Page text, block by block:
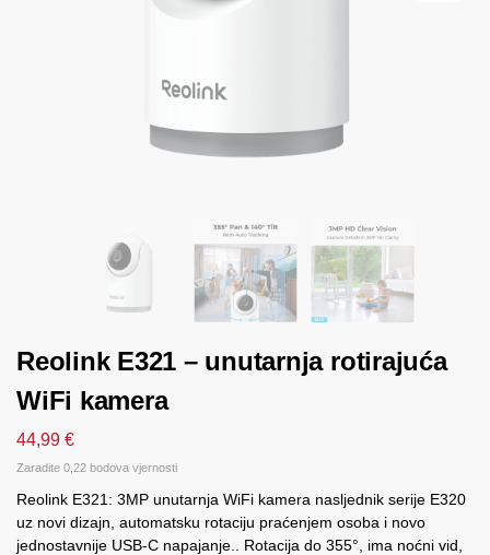
Reolink E321 – unutarnja rotirajuća
WiFi kamera
44,99 €
Zaradite 0,22 bodova vjernosti
Reolink E321: 3MP unutarnja WiFi kamera nasljednik serije E320
uz novi dizajn, automatsku rotaciju praćenjem osoba i novo
jednostavnije USB-C napajanje.. Rotacija do 355°, ima noćni vid,